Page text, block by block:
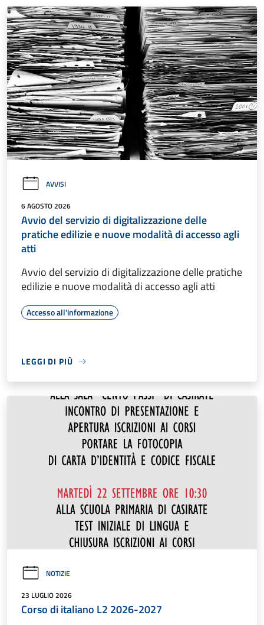
AVVISI
6 AGOSTO 2026
Avvio del servizio di digitalizzazione delle
pratiche edilizie e nuove modalità di accesso agli
atti
Avvio del servizio di digitalizzazione delle pratiche
edilizie e nuove modalità di accesso agli atti
Accesso all'informazione
LEGGI DI PIÙ
NOTIZIE
23 LUGLIO 2026
Corso di italiano L2 2026-2027